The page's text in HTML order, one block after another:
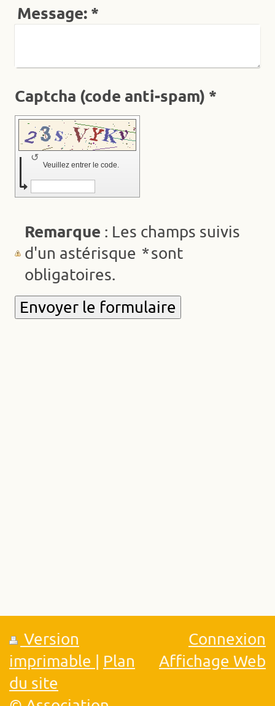
Message: *
Captcha (code anti-spam) *
Veuillez entrer le code.
↺
Remarque : Les champs suivis
d'un astérisque *sont
obligatoires.
Version
imprimable | Plan
du site
Connexion
Affichage Web